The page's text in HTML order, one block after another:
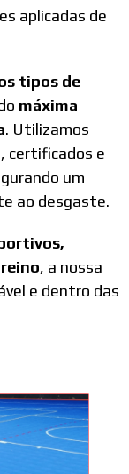
aplicadas de
tipos de
máxima
. Utilizamos
certificados e
um
ao desgaste.
, a nossa
e dentro das